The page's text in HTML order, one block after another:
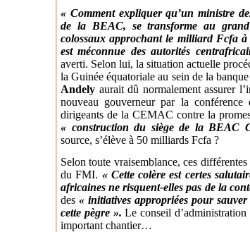
« Comment expliquer qu’un ministre
de la BEAC, se transforme au
colossaux approchant le milliard Fcfa
est méconnue des autorités
averti. Selon lui, la situation actuelle
la Guinée équatoriale au sein de la
Andely aurait dû normalement assurer
nouveau gouverneur par la
dirigeants de la CEMAC contre la
« construction du siège de la BEAC
source, s’élève à 50 milliards Fcfa ?
Selon toute vraisemblance, ces
du FMI. « Cette colère est certes
africaines ne risquent-elles pas de la
des « initiatives appropriées pour
cette pègre ». Le conseil
important chantier…